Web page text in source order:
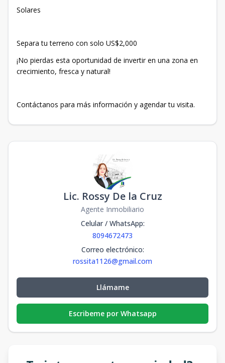
Solares
Separa tu terreno con solo US$2,000
¡No pierdas esta oportunidad de invertir en una zona en
crecimiento, fresca y natural!
Contáctanos para más información y agendar tu visita.
Lic. Rossy De la Cruz
Agente Inmobiliario
Celular / WhatsApp:
8094672473
Correo electrónico:
rossita1126@gmail.com
Llámame
Escribeme por Whatsapp